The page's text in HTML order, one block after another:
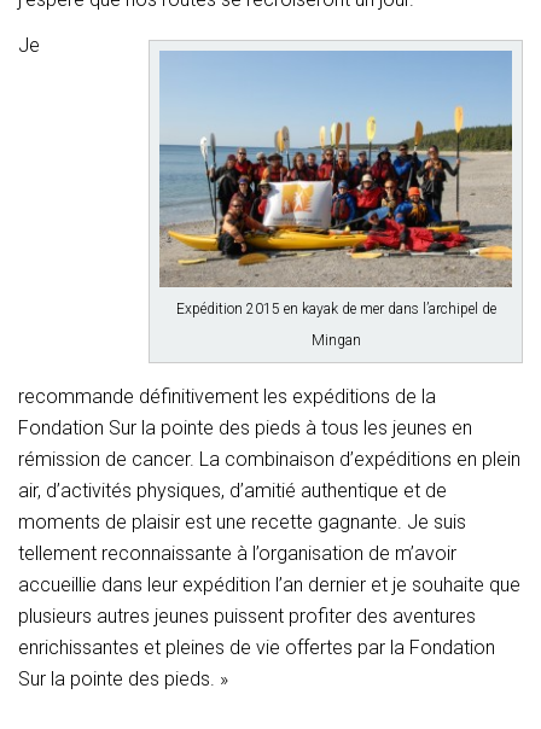
Expédition 2015 en kayak de mer dans l’archipel de
Mingan
Je
recommande définitivement les expéditions de la
Fondation Sur la pointe des pieds à tous les jeunes en
rémission de cancer. La combinaison d’expéditions en plein
air, d’activités physiques, d’amitié authentique et de
moments de plaisir est une recette gagnante. Je suis
tellement reconnaissante à l’organisation de m’avoir
accueillie dans leur expédition l’an dernier et je souhaite que
plusieurs autres jeunes puissent profiter des aventures
enrichissantes et pleines de vie offertes par la Fondation
Sur la pointe des pieds. »